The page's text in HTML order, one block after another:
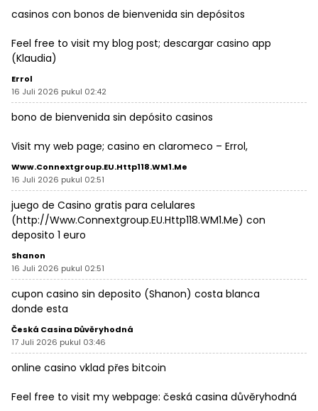
casinos con bonos de bienvenida sin depósitos
Feel free to visit my blog post; descargar casino app
(Klaudia)
Errol
16 Juli 2026 pukul 02:42
bono de bienvenida sin depósito casinos
Visit my web page; casino en claromeco – Errol,
Www.Connextgroup.EU.Http118.WM1.Me
16 Juli 2026 pukul 02:51
juego de Casino gratis para celulares
(http://Www.Connextgroup.EU.Http118.WM1.Me) con
deposito 1 euro
Shanon
16 Juli 2026 pukul 02:51
cupon casino sin deposito (Shanon) costa blanca
donde esta
Česká Casina Důvěryhodná
17 Juli 2026 pukul 03:46
online casino vklad přes bitcoin
Feel free to visit my webpage: česká casina důvěryhodná